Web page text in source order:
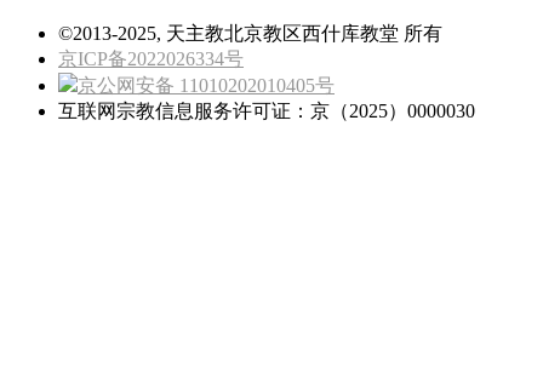
©2013-2025, 天主教北京教区西什库教堂 所有
京ICP备2022026334号
京公网安备 11010202010405号
互联网宗教信息服务许可证：京（2025）0000030